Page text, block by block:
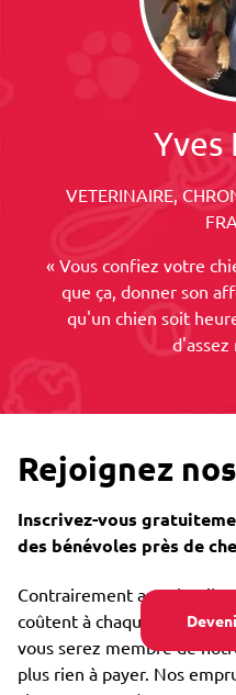
Yves
VETERINAIRE,
« Vous confiez votre
que ça, donner son
qu'un chien soit
d'assez
Rejoignez
Inscrivez-vous
des bénévoles près de
Contrairement aux chenils
coûtent à chaque fois que
vous serez membre de
plus rien à payer. Nos